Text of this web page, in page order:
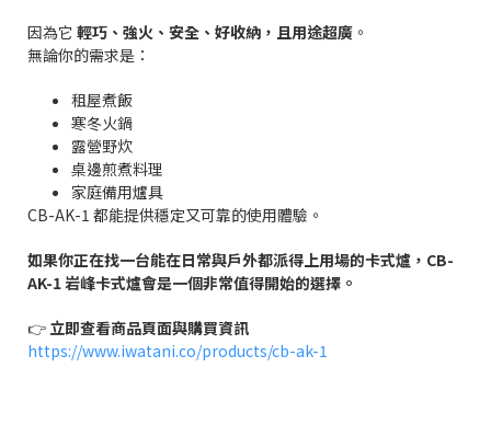
因為它 輕巧、強火、安全、好收納，且用途超廣 。
無論你的需求是：
租屋煮飯
寒冬火鍋
露營野炊
桌邊煎煮料理
家庭備用爐具
CB-AK-1 都能提供穩定又可靠的使用體驗。
如果你正在找一台能在日常與戶外都派得上用場的卡式爐，CB-
AK-1 岩峰卡式爐會是一個非常值得開始的選擇。
👉 立即查看商品頁面與購買資訊
https://www.iwatani.co/products/cb-ak-1